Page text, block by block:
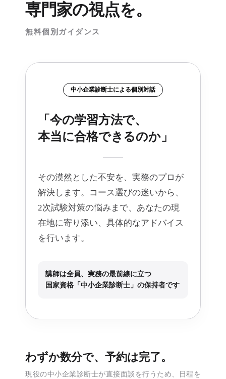
専門家の視点を。
無料個別ガイダンス
中小企業診断士による個別対話
「今の学習方法で、
本当に合格できるのか」
その漠然とした不安を、実務のプロが
解決します。コース選びの迷いから、
2次試験対策の悩みまで、あなたの現
在地に寄り添い、具体的なアドバイス
を行います。
講師は全員、実務の最前線に立つ
国家資格「中小企業診断士」の保持者です
わずか数分で、予約は完了。
現役の中小企業診断士が直接面談を行うため、日程を